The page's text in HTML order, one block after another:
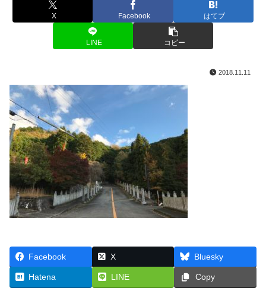
X Facebook はてブ
LINE コピー
2018.11.11
Facebook X Bluesky
Hatena LINE Copy